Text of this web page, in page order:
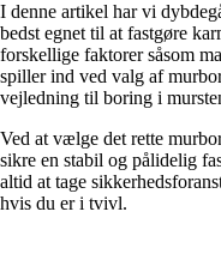
I denne artikel har vi
bedst egnet til at fastgøre
forskellige faktorer såsom
spiller ind ved valg af
vejledning til boring i
Ved at vælge det rette
sikre en stabil og pålidelig
altid at tage
hvis du er i tvivl.